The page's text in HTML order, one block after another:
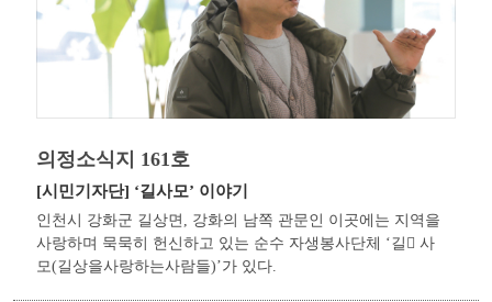
의정소식지 161호
[시민기자단] ‘길사모’ 이야기
인천시 강화군 길상면, 강화의 남쪽 관문인 이곳에는 지역을
사랑하며 묵묵히 헌신하고 있는 순수 자생봉사단체 ‘길￿ 사
모(길상을사랑하는사람들)’가 있다.